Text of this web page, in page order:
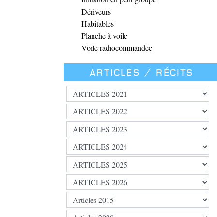
Dériveurs
Habitables
Planche à voile
Voile radiocommandée
Articles / Récits